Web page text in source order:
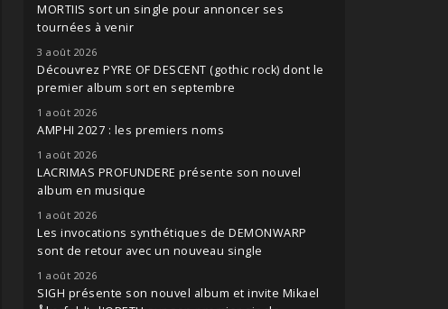
MORTIIS sort un single pour annoncer ses
tournées à venir
3 août 2026
Découvrez PYRE OF DESCENT (gothic rock) dont le
premier album sort en septembre
1 août 2026
AMPHI 2027 : les premiers noms
1 août 2026
LACRIMAS PROFUNDERE présente son nouvel
album en musique
1 août 2026
Les invocations synthétiques de DEMONWARP
sont de retour avec un nouveau single
1 août 2026
SIGH présente son nouvel album et invite Mikael